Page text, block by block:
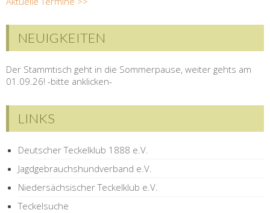
NEUIGKEITEN
Der Stammtisch geht in die Sommerpause, weiter gehts am
01.09.26! -bitte anklicken-
LINKS
Deutscher Teckelklub 1888 e.V.
Jagdgebrauchshundverband e.V.
Niedersächsischer Teckelklub e.V.
Teckelsuche